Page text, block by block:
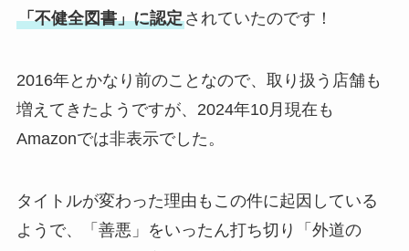
「不健全図書」に認定されていたのです！
2016年とかなり前のことなので、取り扱う店舗も
増えてきたようですが、2024年10月現在も
Amazonでは非表示でした。
タイトルが変わった理由もこの件に起因している
ようで、「善悪」をいったん打ち切り「外道の